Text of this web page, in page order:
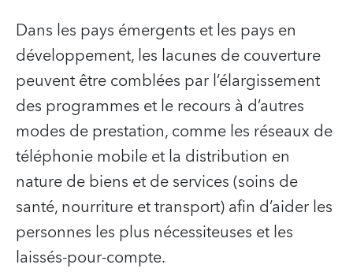
Dans les pays émergents et les pays en
développement, les lacunes de couverture
peuvent être comblées par l’élargissement
des programmes et le recours à d’autres
modes de prestation, comme les réseaux de
téléphonie mobile et la distribution en
nature de biens et de services (soins de
santé, nourriture et transport) afin d’aider les
personnes les plus nécessiteuses et les
laissés-pour-compte.